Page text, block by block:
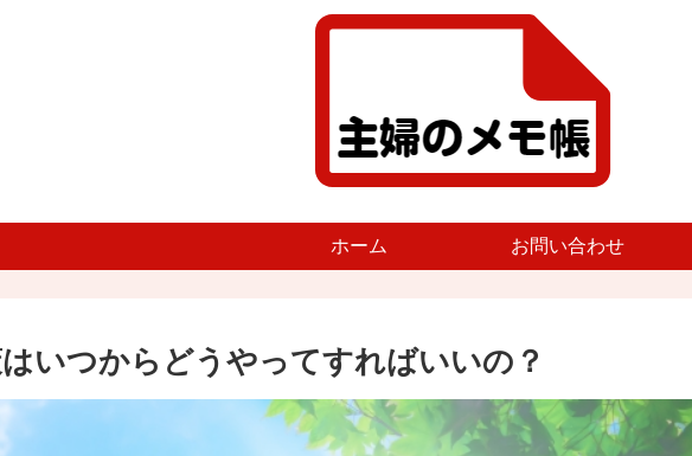
ホーム お問い合わせ
いつからどうやってすればいいの？